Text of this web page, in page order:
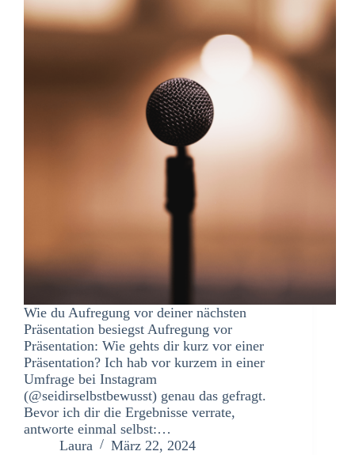
Wie du Aufregung vor deiner nächsten
Präsentation besiegst Aufregung vor
Präsentation: Wie gehts dir kurz vor einer
Präsentation? Ich hab vor kurzem in einer
Umfrage bei Instagram
(@seidirselbstbewusst) genau das gefragt.
Bevor ich dir die Ergebnisse verrate,
antworte einmal selbst:…
Laura
März 22, 2024